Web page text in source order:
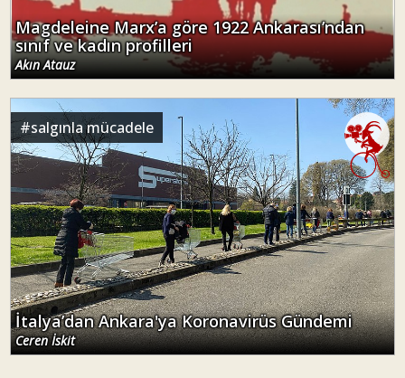
Magdeleine Marx’a göre 1922 Ankarası’ndan
sınıf ve kadın profilleri
Akın Atauz
#salgınla mücadele
İtalya’dan Ankara'ya Koronavirüs Gündemi
Ceren İskit